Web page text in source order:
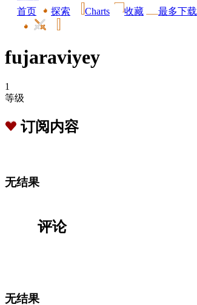
首页
探索 Charts 收藏 最多下载
fujaraviyey
1
等级
订阅内容
无结果
评论
无结果